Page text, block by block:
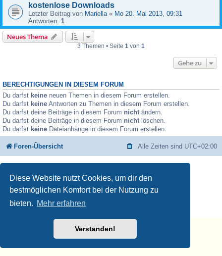
Diese Website nutzt Cookies, um dir den
bestmöglichen Komfort bei der Nutzung zu
bieten. Mehr erfahren
Verstanden!
kostenlose Downloads
Letzter Beitrag von Mariella « Mo 20. Mai 2013, 09:31
Antworten: 1
Neues Thema
3 Themen • Seite 1 von 1
Gehe zu
BERECHTIGUNGEN IN DIESEM FORUM
Du darfst keine neuen Themen in diesem Forum erstellen.
Du darfst keine Antworten zu Themen in diesem Forum erstellen.
Du darfst deine Beiträge in diesem Forum nicht ändern.
Du darfst deine Beiträge in diesem Forum nicht löschen.
Du darfst keine Dateianhänge in diesem Forum erstellen.
Foren-Übersicht Alle Zeiten sind UTC+02:00
Deutsche Übersetzung durch phpBB.de
Datenschutz♫ Nutzungsbedingungen
Musikerziehung.ME